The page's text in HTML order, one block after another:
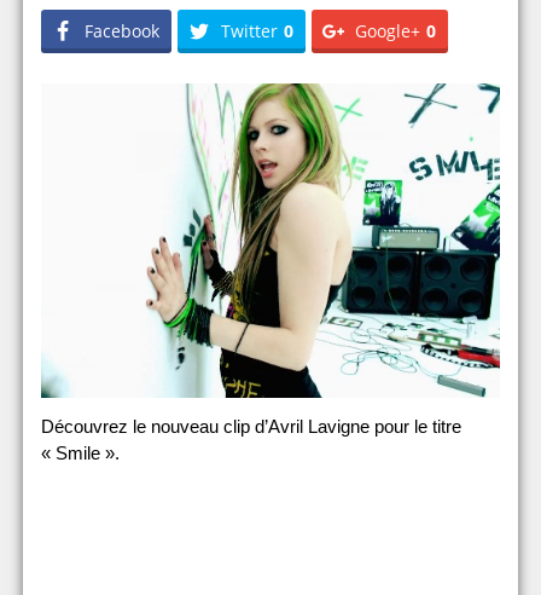
Facebook Twitter 0 Google+ 0
Découvrez le nouveau clip d’Avril Lavigne pour le titre
« Smile ».